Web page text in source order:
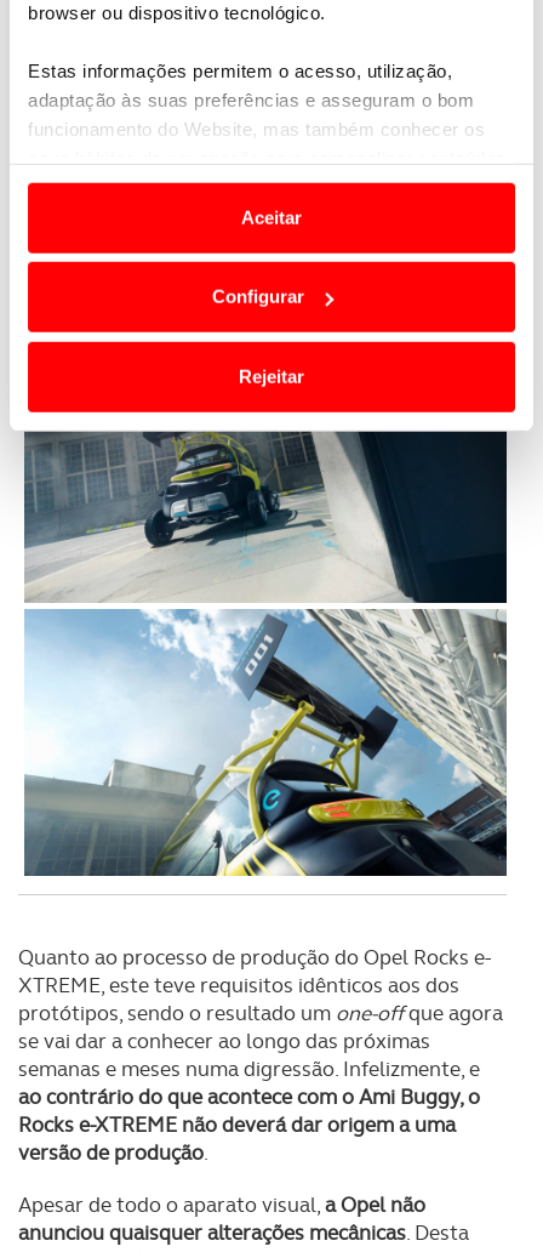
browser ou dispositivo tecnológico.
Estas informações permitem o acesso, utilização,
adaptação às suas preferências e asseguram o bom
funcionamento do Website, mas também conhecer os
e anúncios de modo a promover produtos e/ou serviços.
Em alguns casos, a utilização destas tecnologias
termos e a todo o tempo as suas preferências e limitando
o acesso a informações durante a navegação no
personalizar conteúdos e anúncios, para lhe proporcionar
funcionalidades de redes sociais, bem como para
analisar dados de navegação no nosso website.
Adicionalmente partilhamos informação, relativa à sua
utilização do nosso site de publicidade e de análise, com
parceiros e organizações na UE e em países terceiros.
O ACP garantirá que as transferências internacionais de
dados pessoais serão realizadas apenas com o seu
consentimento e quando tal se afigure estritamente
necessário no contexto dos serviços a prestar.
Realçamos que o bloqueio de certo tipo de Cookies e
tecnologias similares pode ter impacto na sua
Consulte a política de cookies do site.
Aceitar
Configurar
Rejeitar
Quanto ao processo de produção do Opel Rocks e-
XTREME, este teve requisitos idênticos aos dos
protótipos, sendo o resultado um one-offque agora
se vai dar a conhecer ao longo das próximas
semanas e meses numa digressão. Infelizmente, e
ao contrário do que acontece com o Ami Buggy, o
Rocks e-XTREME não deverá dar origem a uma
versão de produção.
Apesar de todo o aparato visual,a Opel não
anunciou quaisquer alterações mecânicas. Desta